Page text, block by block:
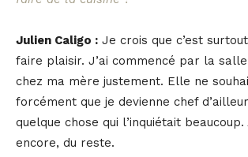
Julien Caligo : Je crois que c’est
faire plaisir. J’ai commencé par la
chez ma mère justement. Elle ne
forcément que je devienne chef
quelque chose qui l’inquiétait beaucoup.
encore, du reste.